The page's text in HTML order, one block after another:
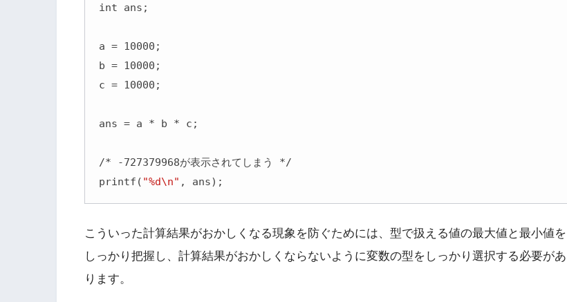
int ans;
a = 10000;
b = 10000;
c = 10000;
ans = a * b * c;
/* -727379968が表示されてしまう */
printf( "%d\n" , ans);
こういった計算結果がおかしくなる現象を防ぐためには、型で扱える値の最大値と最小値を
しっかり把握し、計算結果がおかしくならないように変数の型をしっかり選択する必要があ
ります。